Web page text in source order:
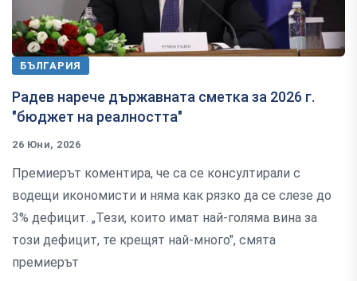
БЪЛГАРИЯ
Радев нарече държавната сметка за 2026 г.
"бюджет на реалността"
26 Юни, 2026
Премиерът коментира, че са се консултирали с
водещи икономисти и няма как рязко да се слезе до
3% дефицит. „Тези, които имат най-голяма вина за
този дефицит, те крещят най-много", смята
премиерът